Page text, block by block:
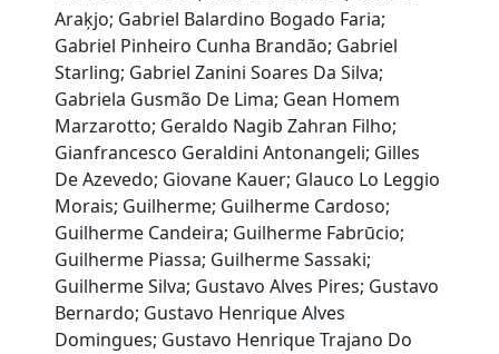
Araķjo; Gabriel Balardino Bogado Faria;
Gabriel Pinheiro Cunha Brandão; Gabriel
Starling; Gabriel Zanini Soares Da Silva;
Gabriela Gusmão De Lima; Gean Homem
Marzarotto; Geraldo Nagib Zahran Filho;
Gianfrancesco Geraldini Antonangeli; Gilles
De Azevedo; Giovane Kauer; Glauco Lo Leggio
Morais; Guilherme; Guilherme Cardoso;
Guilherme Candeira; Guilherme Fabrūcio;
Guilherme Piassa; Guilherme Sassaki;
Guilherme Silva; Gustavo Alves Pires; Gustavo
Bernardo; Gustavo Henrique Alves
Domingues; Gustavo Henrique Trajano Do